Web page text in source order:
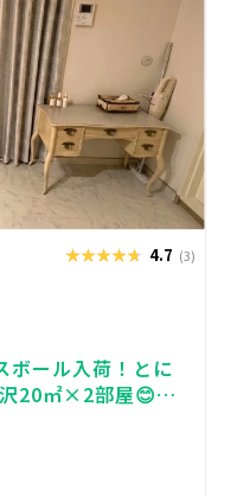
★★★★★
★★★★★ 4.7 (3)
ボール入荷！とに
20㎡×2部屋😊待